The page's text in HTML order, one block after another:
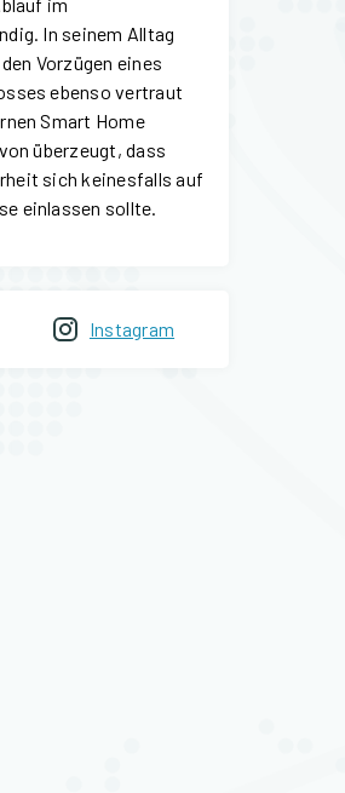
In seinem Alltag
Vorzügen eines
ebenso vertraut
Smart Home
überzeugt, dass
sich keinesfalls auf
einlassen sollte.
Instagram